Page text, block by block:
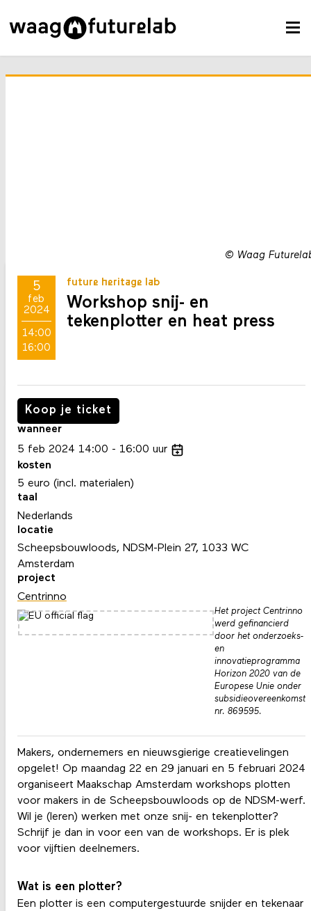
© Waag
5
feb
2024
14:00
16:00
future heritage lab
Workshop snij- en
tekenplotter en heat press
Makers, ondernemers en nieuwsgierige creatievelingen
opgelet! Op maandag 22 en 29 januari en 5 februari 2024
organiseert Maakschap Amsterdam workshops plotten
voor makers in de Scheepsbouwloods op de NDSM-werf.
Wil je (leren) werken met onze snij- en tekenplotter?
Schrijf je dan in voor een van de workshops. Er is plek
voor vijftien deelnemers.
Wat is een plotter?
Een plotter is een computergestuurde snijder en tekenaar
Koop je ticket
wanneer
5 feb 2024 14:00 16:00 uur
kosten
5 euro (incl. materialen)
taal
Nederlands
locatie
Scheepsbouwloods, NDSM-Plein 27, 1033 WC
Amsterdam
project
Centrinno
Het project Centrinno
werd gefinancierd
door het onderzoeks-
en
innovatieprogramma
Horizon 2020 van de
Europese Unie onder
subsidieovereenkomst
nr. 869595.